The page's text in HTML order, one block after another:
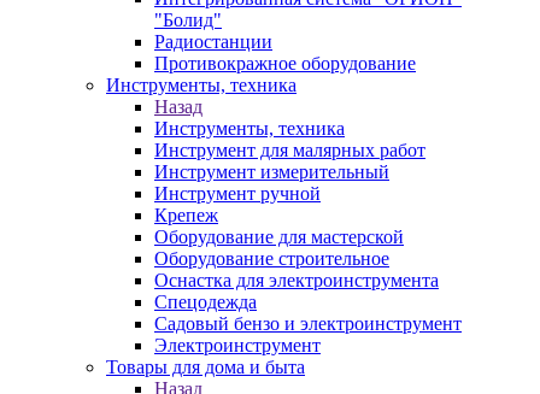
"Болид"
Радиостанции
Противокражное оборудование
Инструменты, техника
Назад
Инструменты, техника
Инструмент для малярных работ
Инструмент измерительный
Инструмент ручной
Крепеж
Оборудование для мастерской
Оборудование строительное
Оснастка для электроинструмента
Спецодежда
Садовый бензо и электроинструмент
Электроинструмент
Товары для дома и быта
Назад